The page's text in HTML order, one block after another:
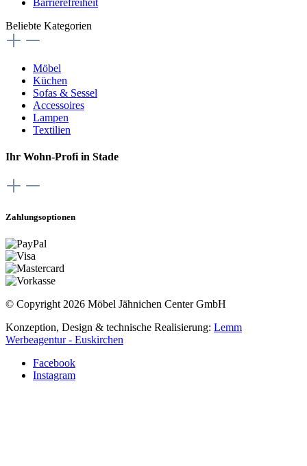
Beliebte Kategorien
Möbel
Küchen
Sofas & Sessel
Accessoires
Lampen
Textilien
Ihr Wohn-Profi in Stade
Zahlungsoptionen
© Copyright 2026 Möbel Jähnichen Center GmbH
Konzeption, Design & technische Realisierung: Lemm
Werbeagentur - Euskirchen
Facebook
Instagram